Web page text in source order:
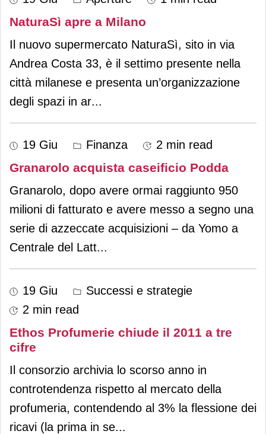
NaturaSì apre a Milano
Il nuovo supermercato NaturaSì, sito in via
Andrea Costa 33, è il settimo presente nella
città milanese e presenta un’organizzazione
degli spazi in ar...
19 Giu Finanza 2 min read
Granarolo acquista caseificio Podda
Granarolo, dopo avere ormai raggiunto 950
milioni di fatturato e avere messo a segno una
serie di azzeccate acquisizioni – da Yomo a
Centrale del Latt...
19 Giu
Successi e strategie
2 min read
Ethos Profumerie chiude il 2011 a tre
cifre
Il consorzio archivia lo scorso anno in
controtendenza rispetto al mercato della
profumeria, contendendo al 3% la flessione dei
ricavi (la prima in se...